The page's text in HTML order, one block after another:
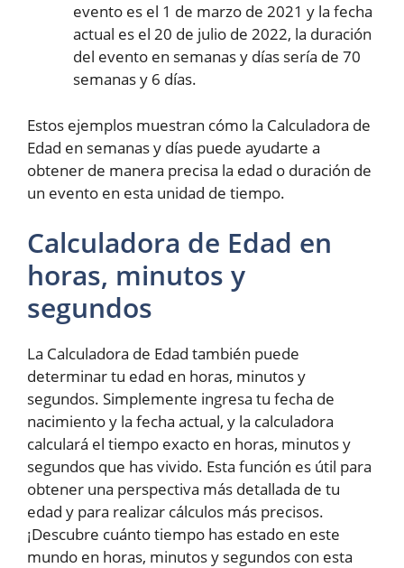
evento es el 1 de marzo de 2021 y la fecha
actual es el 20 de julio de 2022, la duración
del evento en semanas y días sería de 70
semanas y 6 días.
Estos ejemplos muestran cómo la Calculadora de
Edad en semanas y días puede ayudarte a
obtener de manera precisa la edad o duración de
un evento en esta unidad de tiempo.
Calculadora de Edad en
horas, minutos y
segundos
La Calculadora de Edad también puede
determinar tu edad en horas, minutos y
segundos. Simplemente ingresa tu fecha de
nacimiento y la fecha actual, y la calculadora
calculará el tiempo exacto en horas, minutos y
segundos que has vivido. Esta función es útil para
obtener una perspectiva más detallada de tu
edad y para realizar cálculos más precisos.
¡Descubre cuánto tiempo has estado en este
mundo en horas, minutos y segundos con esta